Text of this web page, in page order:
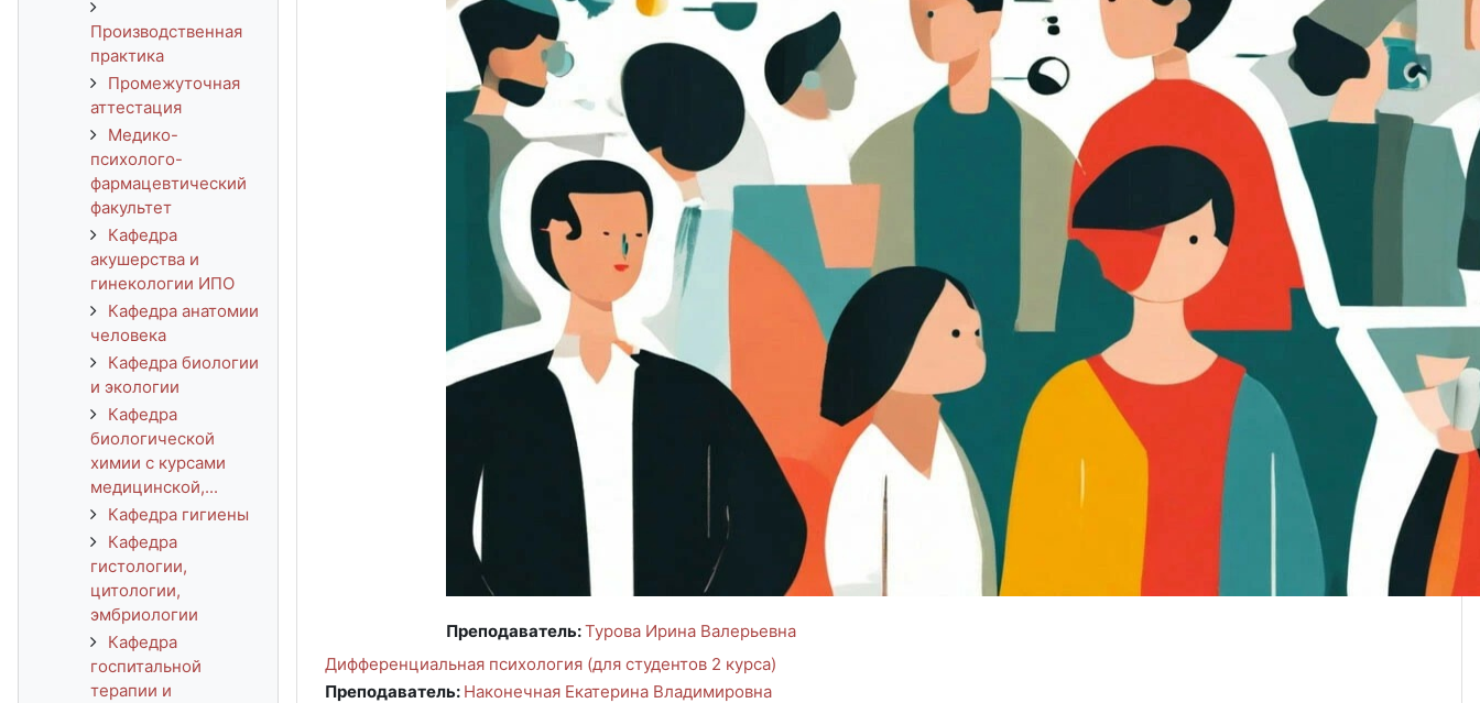
Преподаватель:Турова Ирина Валерьевна
Дифференциальная психология (для студентов 2 курса)
Преподаватель: Наконечная Екатерина Владимировна
Производственная
практика
Промежуточная
аттестация
Медико-
психолого-
фармацевтический
факультет
Кафедра
акушерства и
гинекологии ИПО
Кафедра анатомии
человека
Кафедра биологии
и экологии
Кафедра
биологической
химии с курсами
медицинской,...
Кафедра гигиены
Кафедра
гистологии,
цитологии,
эмбриологии
Кафедра
госпитальной
терапии и